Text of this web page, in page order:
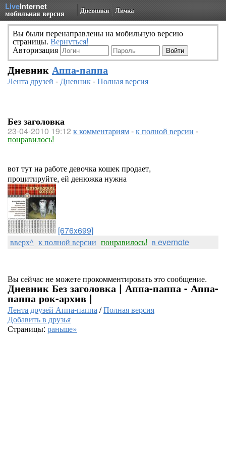
LiveInternet
мобильная версия Дневники Личка
Вы были перенаправлены на мобильную версию
страницы. Вернуться!
Авторизация
Дневник Аппа-паппа
Лента друзей -Дневник-Полная версия
Без заголовка
23-04-2010 19:12 к комментариям-к полной версии -
понравилось!
вот тут на работе девочка кошек продает,
процитируйте, ей денюжка нужна
[676x699]
вверх^ к полной версии понравилось! в evernote
Вы сейчас не можете прокомментировать это сообщение.
Дневник Без заголовка | Аппа-паппа - Аппа-
паппа рок-архив |
Лента друзей Аппа-паппа/Полная версия
Добавить в друзья
Страницы: раньше»